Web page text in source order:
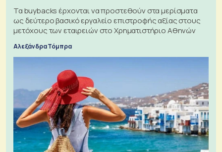
Τα buybacks έρχονται να προστεθούν στα μερίσματα
ως δεύτερο βασικό εργαλείο επιστροφής αξίας στους
μετόχους των εταιρειών στο Χρηματιστήριο Αθηνών
Αλεξάνδρα Τόμπρα